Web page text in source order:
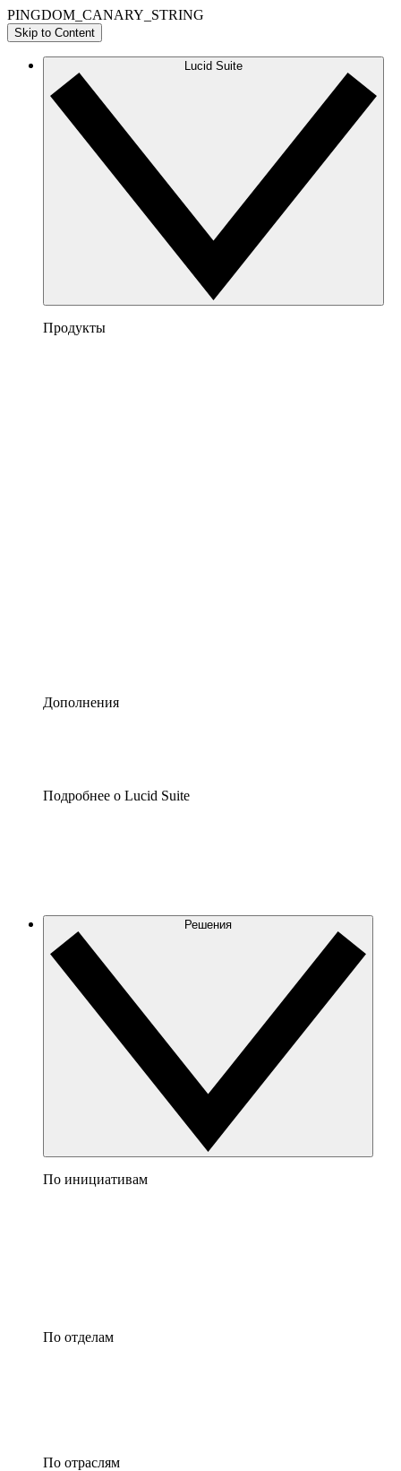
PINGDOM_CANARY_STRING
Skip to Content
Lucid Suite
Продукты
Дополнения
Подробнее о Lucid Suite
Решения
По инициативам
По отделам
По отраслям